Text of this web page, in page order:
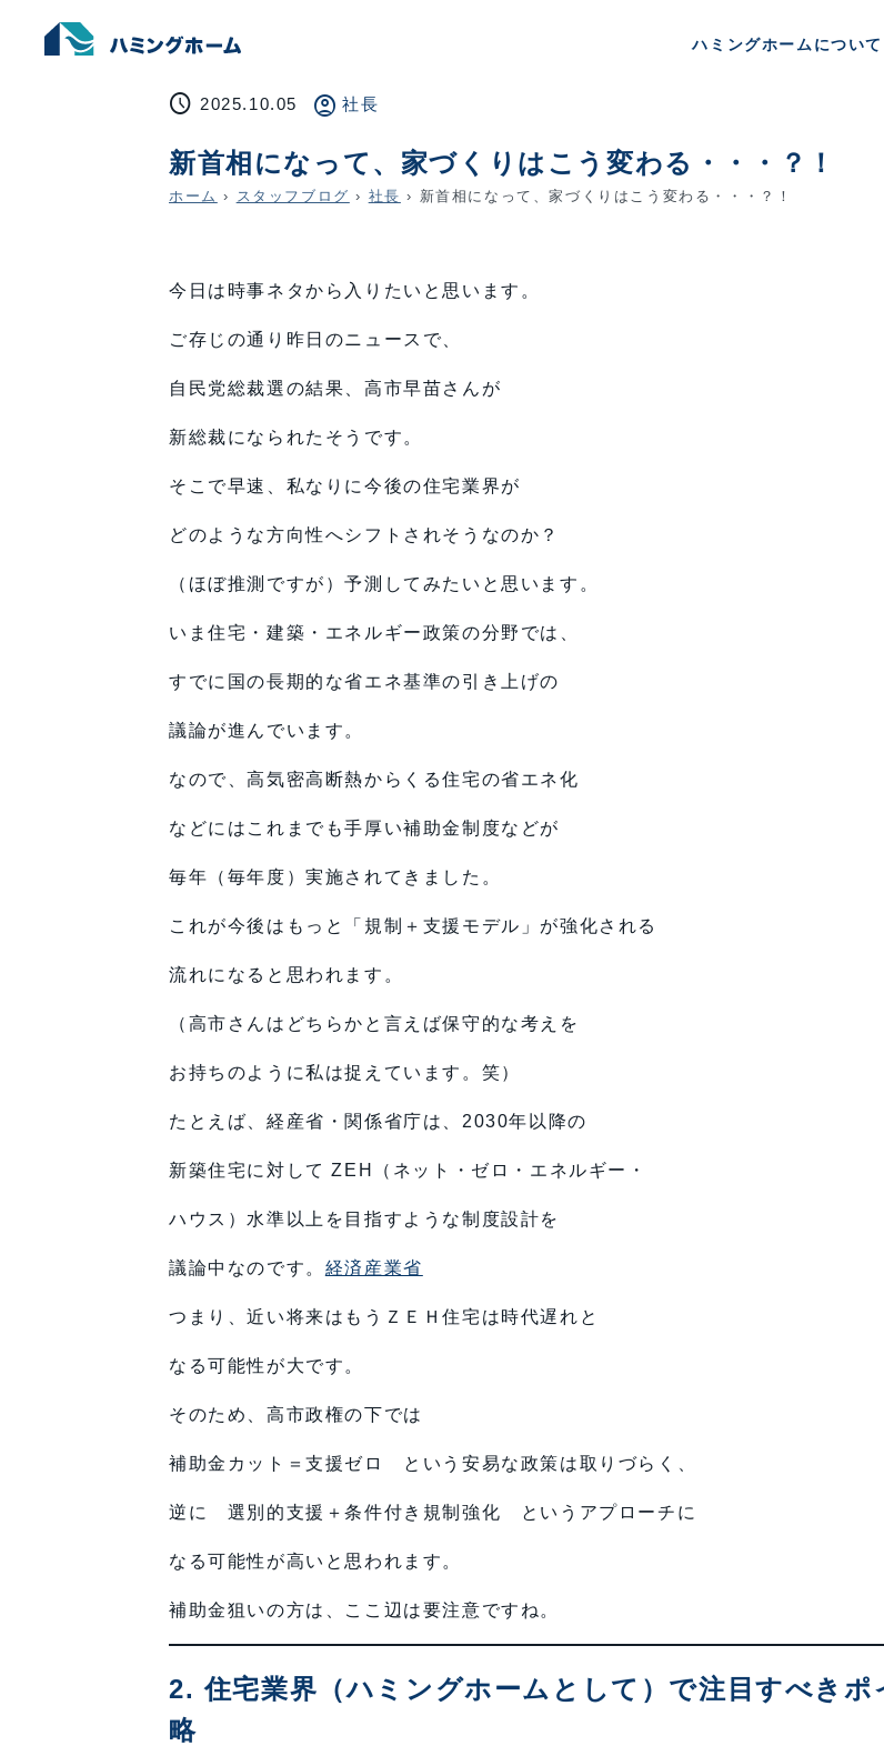
ハミングホームについて
schedule 2025.10.05 account_circle 社長
新首相になって、家づくりはこう変わる・・・？！
ホーム › スタッフブログ › 社長 › 新首相になって、家づくりはこう変わる・・・？！
今日は時事ネタから入りたいと思います。
ご存じの通り昨日のニュースで、
自民党総裁選の結果、高市早苗さんが
新総裁になられたそうです。
そこで早速、私なりに今後の住宅業界が
どのような方向性へシフトされそうなのか？
（ほぼ推測ですが）予測してみたいと思います。
いま住宅・建築・エネルギー政策の分野では、
すでに国の長期的な省エネ基準の引き上げの
議論が進んでいます。
なので、高気密高断熱からくる住宅の省エネ化
などにはこれまでも手厚い補助金制度などが
毎年（毎年度）実施されてきました。
これが今後はもっと「規制＋支援モデル」が強化される
流れになると思われます。
（高市さんはどちらかと言えば保守的な考えを
お持ちのように私は捉えています。笑）
たとえば、経産省・関係省庁は、2030年以降の
新築住宅に対して ZEH（ネット・ゼロ・エネルギー・
ハウス）水準以上を目指すような制度設計を
議論中なのです。 経済産業省
つまり、近い将来はもうＺＥＨ住宅は時代遅れと
なる可能性が大です。
そのため、高市政権の下では
補助金カット＝支援ゼロ という安易な政策は取りづらく、
逆に 選別的支援＋条件付き規制強化 というアプローチに
なる可能性が高いと思われます。
補助金狙いの方は、ここ辺は要注意ですね。
2. 住宅業界（ハミングホームとして）で注目すべきポ
略